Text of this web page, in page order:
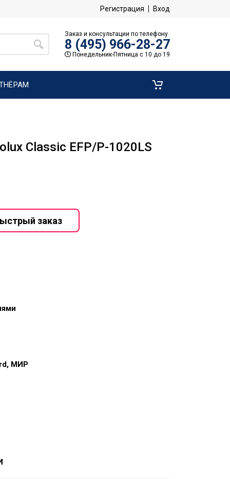
Регистрация Вход
Заказ и консультации по телефону
8 (495) 966-28-27
Понедельник-Пятница с 10 до 19
Classic EFP/P-1020LS
МИР